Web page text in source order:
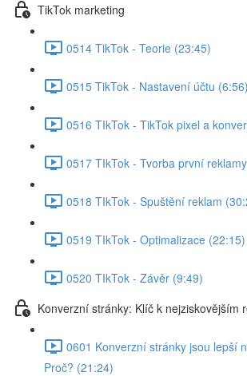
TikTok marketing
0514 TikTok - Teorie (23:45)
0515 TikTok - Nastavení účtu (6:56)
0516 TIkTok - TikTok pixel a
0517 TIkTok - Tvorba první
0518 TIkTok - Spuštění reklam
0519 TIkTok - Optimalizace (22:15)
0520 TIkTok - Závěr (9:49)
Konverzní stránky: Klíč k nejziskovějším
0601 Konverzní stránky jsou lepší
Proč? (21:24)